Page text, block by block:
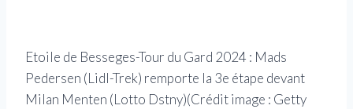
Etoile de Besseges-Tour du Gard 2024 : Mads
Pedersen (Lidl-Trek) remporte la 3e étape devant
Milan Menten (Lotto Dstny)(Crédit image : Getty